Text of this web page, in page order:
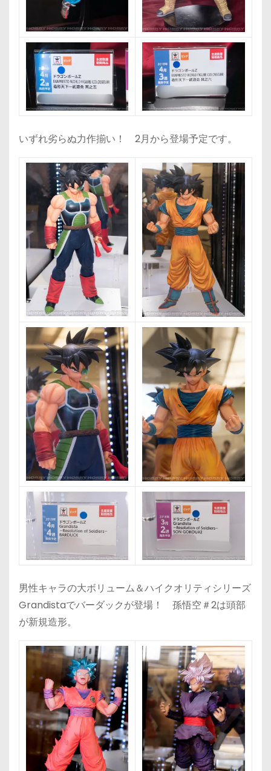
いずれ劣らぬ力作揃い！ 2月から登場予定です。
男性キャラの大ボリューム＆ハイクオリティシリーズ
Grandistaでバーダックが登場！ 孫悟空＃2は頭部
が新規造形。